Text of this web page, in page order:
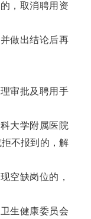
，取消聘用资
做出结论后再
审批及聘用手
大学附属医院
不报到的，解
空缺岗位的，
生健康委员会